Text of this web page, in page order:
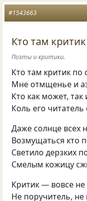
#1543663
Кто там
Поэты и критики.
Кто там критик по
Мне отмщенье и
Кто как может, так
Коль его
Даже солнце всех
Возмущаться кто
Светило дерзких
Смелым кожицу
Критик — вовсе не
Не поручитель, не